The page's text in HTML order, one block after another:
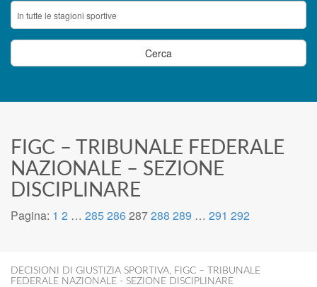
FIGC – TRIBUNALE FEDERALE
NAZIONALE – SEZIONE
DISCIPLINARE
Pagina: 1 2 … 285286287288 289 … 291 292
DECISIONI DI GIUSTIZIA SPORTIVA, FIGC – TRIBUNALE
FEDERALE NAZIONALE - SEZIONE DISCIPLINARE